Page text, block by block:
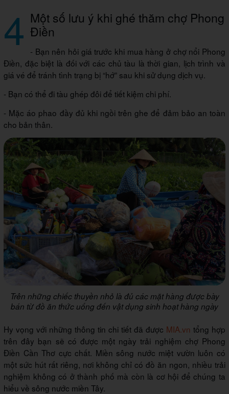
4 Một số lưu ý khi ghé thăm chợ Phong
Điền
- Bạn nên hỏi giá trước khi mua hàng ở chợ nổi Phong
Điền, đặc biệt là đối với các chủ tàu là thời gian, lịch trình và
giá vé để tránh tình trạng bị “hớ” sau khi sử dụng dịch vụ.
- Bạn có thể đi tàu ghép đôi để tiết kiệm chi phí.
- Mặc áo phao đầy đủ khi ngồi trên ghe để đảm bảo an toàn
cho bản thân.
Trên những chiếc thuyền nhỏ là đủ các mặt hàng được bày
bán từ đồ ăn thức uống đến vật dụng sinh hoạt hàng ngày
Hy vọng với những thông tin chi tiết đã được MIA.vn tổng hợp
trên đây bạn sẽ có được một ngày trải nghiệm chợ Phong
Điền Cần Thơ cực chất. Miền sông nước miệt vườn luôn có
một sức hút rất riêng, nơi không chỉ có đồ ăn ngon, nhiều trải
nghiệm không có ở thành phố mà còn là cơ hội để chúng ta
hiểu về sông nước miền Tây.